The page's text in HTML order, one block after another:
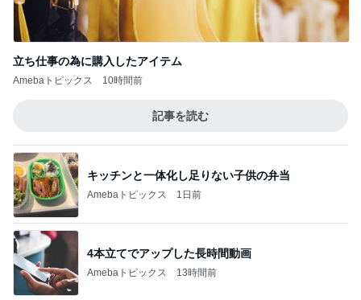
立ち仕事の為に購入したアイテム
Amebaトピックス 10時間前
記事を読む
キッチンと一体化し足りない子供の弁当
Amebaトピックス 1日前
4本立てでアップした長時間動画
Amebaトピックス 13時間前